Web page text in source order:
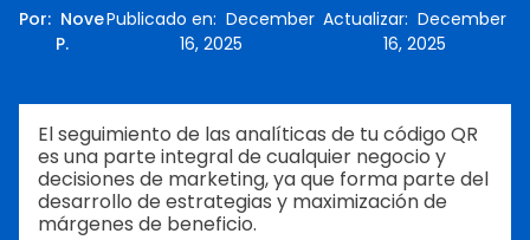
Por: Nove
P.
Publicado en:December
16, 2025
Actualizar: December
16, 2025
El seguimiento de las analíticas de tu código QR
es una parte integral de cualquier negocio y
decisiones de marketing, ya que forma parte del
desarrollo de estrategias y maximización de
márgenes de beneficio.